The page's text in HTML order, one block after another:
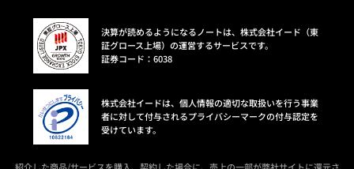
決算が読めるようになるノートは、株式会社イード（東
証グロース上場）の運営するサービスです。
証券コード：6038
株式会社イードは、個人情報の適切な取扱いを行う事業
者に対して付与されるプライバシーマークの付与認定を
受けています。